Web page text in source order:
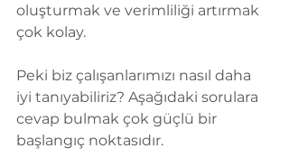
oluşturmak ve verimliliği artırmak
çok kolay.
Peki biz çalışanlarımızı nasıl daha
iyi tanıyabiliriz? Aşağıdaki sorulara
cevap bulmak çok güçlü bir
başlangıç noktasıdır.